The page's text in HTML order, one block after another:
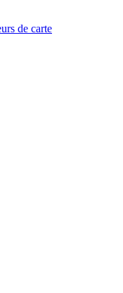
de carte